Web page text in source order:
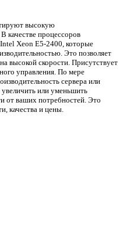
высокую
качестве процессоров
Xeon E5-2400, которые
Это позволяет
высокой скорости. Присутствует
управления. По мере
сервера или
или уменьшить
от ваших потребностей. Это
качества и цены.